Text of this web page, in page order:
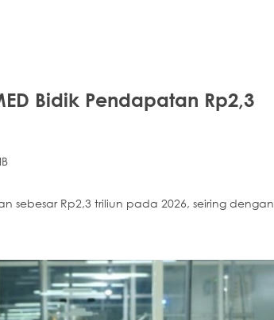
Bidik Pendapatan Rp2,3
sebesar Rp2,3 triliun pada 2026, seiring dengan